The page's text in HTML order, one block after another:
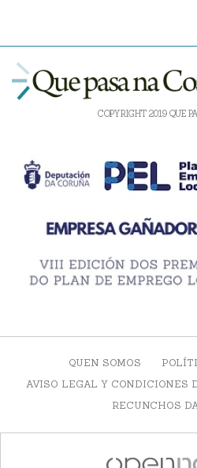
COPYRIGHT 2019 QUE
QUEN SOMOS
AVISO LEGAL Y CONDICIONES
RECUNCHOS